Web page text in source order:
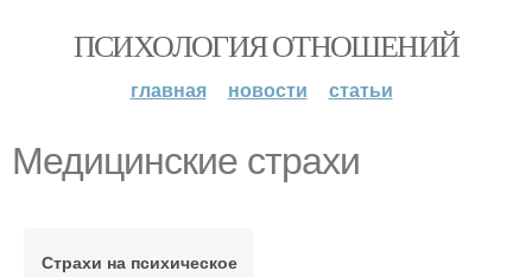
ПСИХОЛОГИЯ ОТНОШЕНИЙ
главная новости статьи
Медицинские страхи
Страхи на психическое